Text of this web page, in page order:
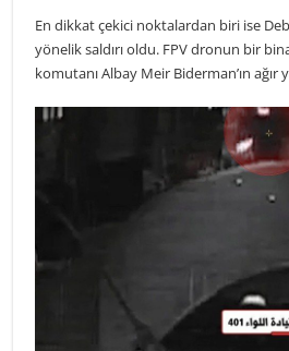
En dikkat çekici noktalardan biri ise
yönelik saldırı oldu. FPV dronun bir
komutanı Albay Meir Biderman’ın ağır